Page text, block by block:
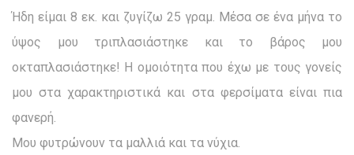
Ήδη είμαι 8 εκ. και ζυγίζω 25 γραμ. Μέσα σε ένα μήνα το
ύψος μου τριπλασιάστηκε και το βάρος μου
οκταπλασιάστηκε! Η ομοιότητα που έχω με τους γονείς
μου στα χαρακτηριστικά και στα φερσίματα είναι πια
φανερή.
Μου φυτρώνουν τα μαλλιά και τα νύχια.